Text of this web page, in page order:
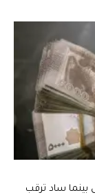
بينما ساد ترقب